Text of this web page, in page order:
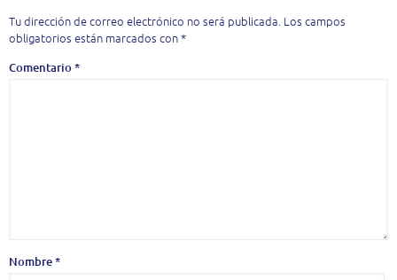
Tu dirección de correo electrónico no será publicada. Los campos
obligatorios están marcados con*
Comentario*
Nombre*